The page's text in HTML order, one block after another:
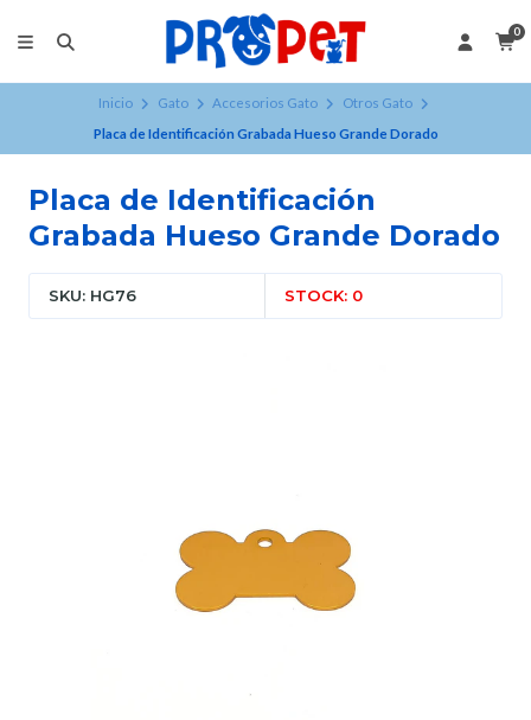
0
Inicio Gato Accesorios Gato
Otros Gato
Placa de Identificación Grabada Hueso Grande Dorado
Placa de Identificación
Grabada Hueso Grande Dorado
SKU: HG76 STOCK: 0